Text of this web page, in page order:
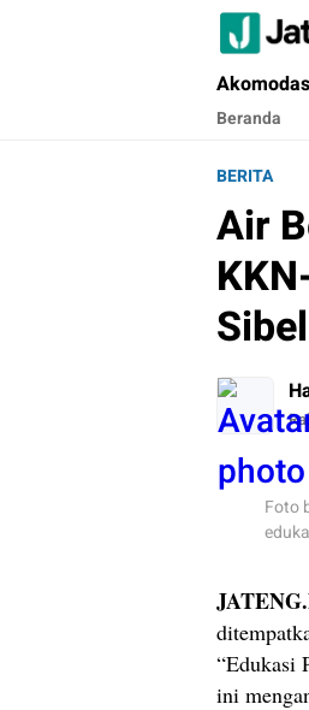
Jateng.net
Portal
Beranda
BERITA
Air
Foto
“Edukasi
ini